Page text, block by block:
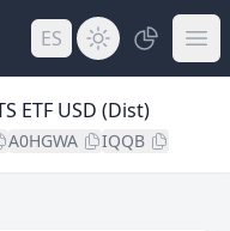
ES
ETF USD (Dist)
A0HGWA IQQB